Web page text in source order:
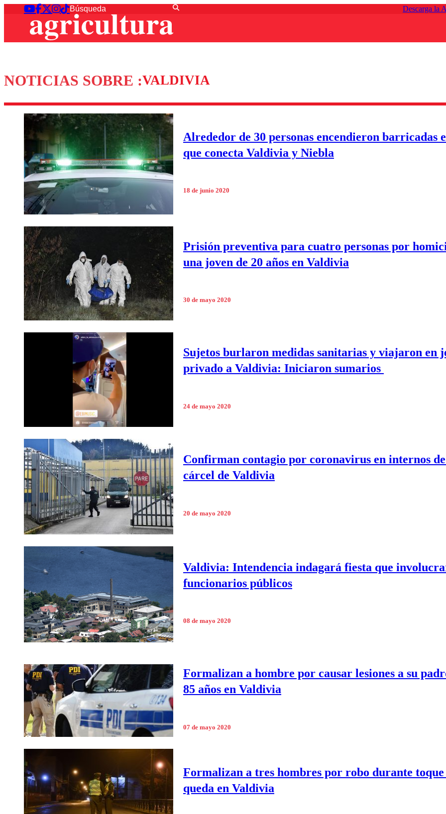
Descarga la
NOTICIAS SOBRE :VALDIVIA
Alrededor de 30 personas encendieron barricadas
que conecta Valdivia y Niebla
18 de junio 2020
Prisión preventiva para cuatro personas por
una joven de 20 años en Valdivia
30 de mayo 2020
Sujetos burlaron medidas sanitarias y viajaron en
privado a Valdivia: Iniciaron sumarios
24 de mayo 2020
Confirman contagio por coronavirus en internos
cárcel de Valdivia
20 de mayo 2020
Valdivia: Intendencia indagará fiesta que
funcionarios públicos
08 de mayo 2020
Formalizan a hombre por causar lesiones a su
85 años en Valdivia
07 de mayo 2020
Formalizan a tres hombres por robo durante toque
queda en Valdivia